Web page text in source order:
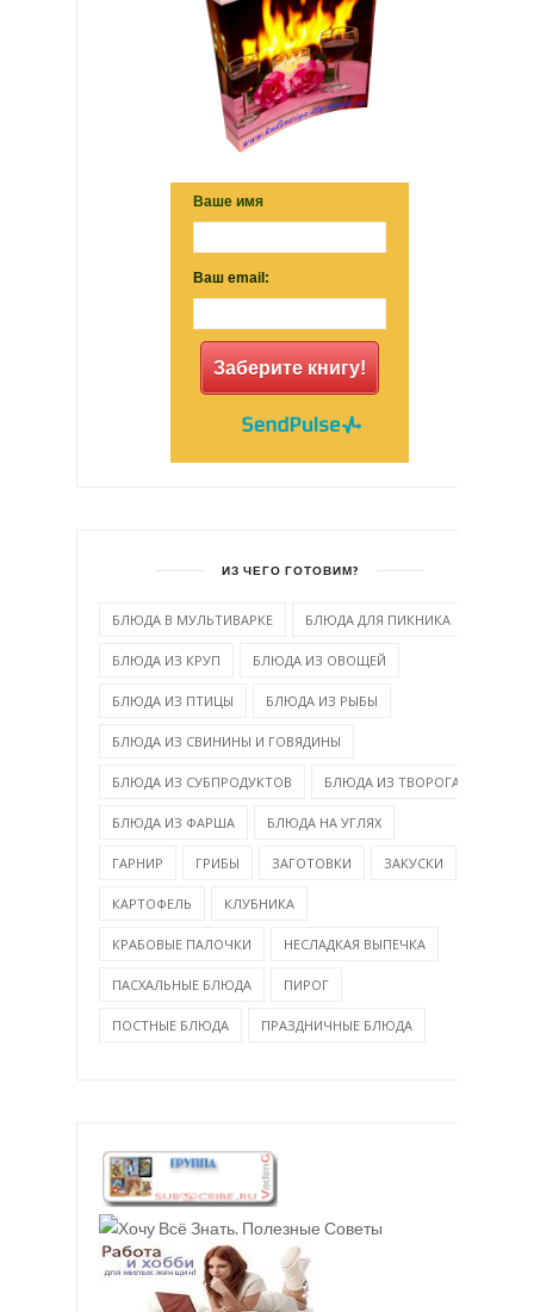
Ваше имя
Ваш email:
Заберите книгу!
ИЗ ЧЕГО ГОТОВИМ?
БЛЮДА В МУЛЬТИВАРКЕ БЛЮДА ДЛЯ ПИКНИКА
БЛЮДА ИЗ КРУП БЛЮДА ИЗ ОВОЩЕЙ
БЛЮДА ИЗ ПТИЦЫ БЛЮДА ИЗ РЫБЫ
БЛЮДА ИЗ СВИНИНЫ И ГОВЯДИНЫ
БЛЮДА ИЗ СУБПРОДУКТОВ БЛЮДА ИЗ ТВОРОГА
БЛЮДА ИЗ ФАРША БЛЮДА НА УГЛЯХ
ГАРНИР ГРИБЫ ЗАГОТОВКИ ЗАКУСКИ
КАРТОФЕЛЬ КЛУБНИКА
КРАБОВЫЕ ПАЛОЧКИ НЕСЛАДКАЯ ВЫПЕЧКА
ПАСХАЛЬНЫЕ БЛЮДА ПИРОГ
ПОСТНЫЕ БЛЮДА ПРАЗДНИЧНЫЕ БЛЮДА